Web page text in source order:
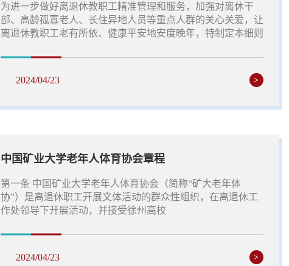
为进一步做好离退休教职工精准管理和服务，加强对离休干
部、高龄孤寡老人、长住异地人员等重点人群的关心关爱，让
离退休教职工老有所依、健康平安地安度晚年，特制定本细则
2024/04/23 >
中国矿业大学老年人体育协会章程
第一条 中国矿业大学老年人体育协会（简称“矿大老年体
协”）是离退休职工开展文体活动的群众性组织，在离退休工
作处领导下开展活动，并接受徐州高校
2024/04/23 >